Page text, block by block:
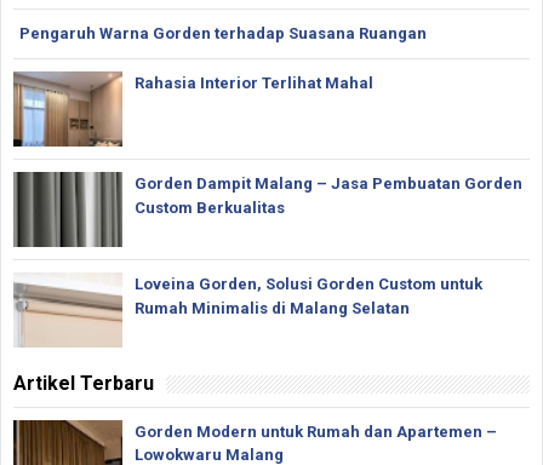
Pengaruh Warna Gorden terhadap Suasana Ruangan
Rahasia Interior Terlihat Mahal
Gorden Dampit Malang – Jasa Pembuatan Gorden
Custom Berkualitas
Loveina Gorden, Solusi Gorden Custom untuk
Rumah Minimalis di Malang Selatan
Artikel Terbaru
Gorden Modern untuk Rumah dan Apartemen –
Lowokwaru Malang